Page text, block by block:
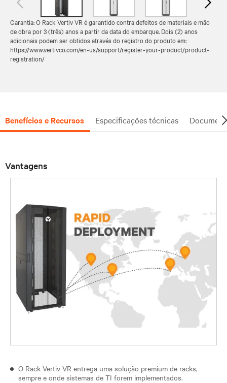
Garantia: O Rack Vertiv VR é garantido contra defeitos de materiais e mão
de obra por 3 (três) anos a partir da data do embarque. Dois (2) anos
adicionais podem ser obtidos através do registro do produto em:
https://www.vertivco.com/en-us/support/register-your-product/product-
registration/
Benefícios e Recursos Especificações técnicas
Vantagens
O Rack Vertiv VR entrega uma solução premium de racks,
sempre e onde sistemas de TI forem implementados.